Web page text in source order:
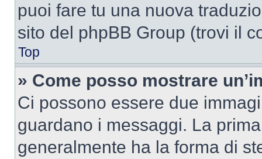
puoi fare tu una nuova
sito del phpBB Group (trovi il
Top
» Come posso mostrare
Ci possono essere due
guardano i messaggi. La
generalmente ha la forma di